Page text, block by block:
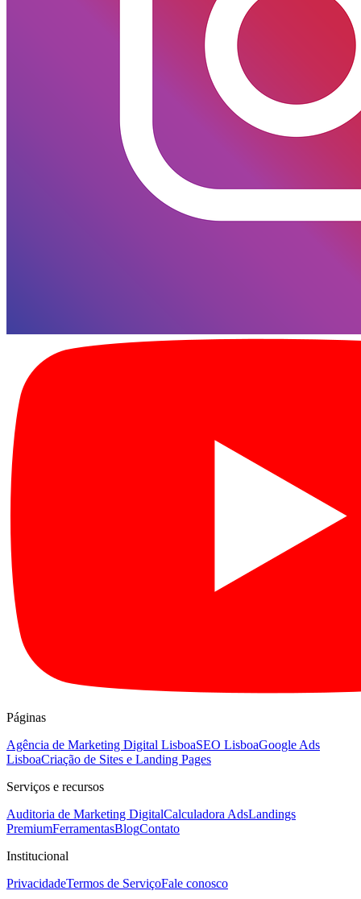
Páginas
Agência de Marketing Digital LisboaSEO LisboaGoogle Ads
LisboaCriação de Sites e Landing Pages
Serviços e recursos
Auditoria de Marketing DigitalCalculadora AdsLandings
PremiumFerramentasBlogContato
Institucional
PrivacidadeTermos de ServiçoFale conosco